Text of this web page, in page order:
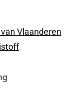
Vlaanderen
.